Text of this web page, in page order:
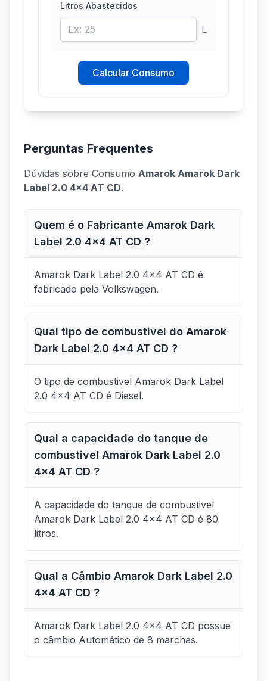
Litros Abastecidos
L
Calcular Consumo
Perguntas Frequentes
Dúvidas sobre Consumo Amarok Amarok Dark
Label 2.0 4x4 AT CD.
Quem é o Fabricante Amarok Dark
Label 2.0 4x4 AT CD ?
Amarok Dark Label 2.0 4x4 AT CD é
fabricado pela Volkswagen.
Qual tipo de combustivel do Amarok
Dark Label 2.0 4x4 AT CD ?
O tipo de combustivel Amarok Dark Label
2.0 4x4 AT CD é Diesel.
Qual a capacidade do tanque de
combustivel Amarok Dark Label 2.0
4x4 AT CD ?
A capacidade do tanque de combustivel
Amarok Dark Label 2.0 4x4 AT CD é 80
litros.
Qual a Câmbio Amarok Dark Label 2.0
4x4 AT CD ?
Amarok Dark Label 2.0 4x4 AT CD possue
o câmbio Automático de 8 marchas.